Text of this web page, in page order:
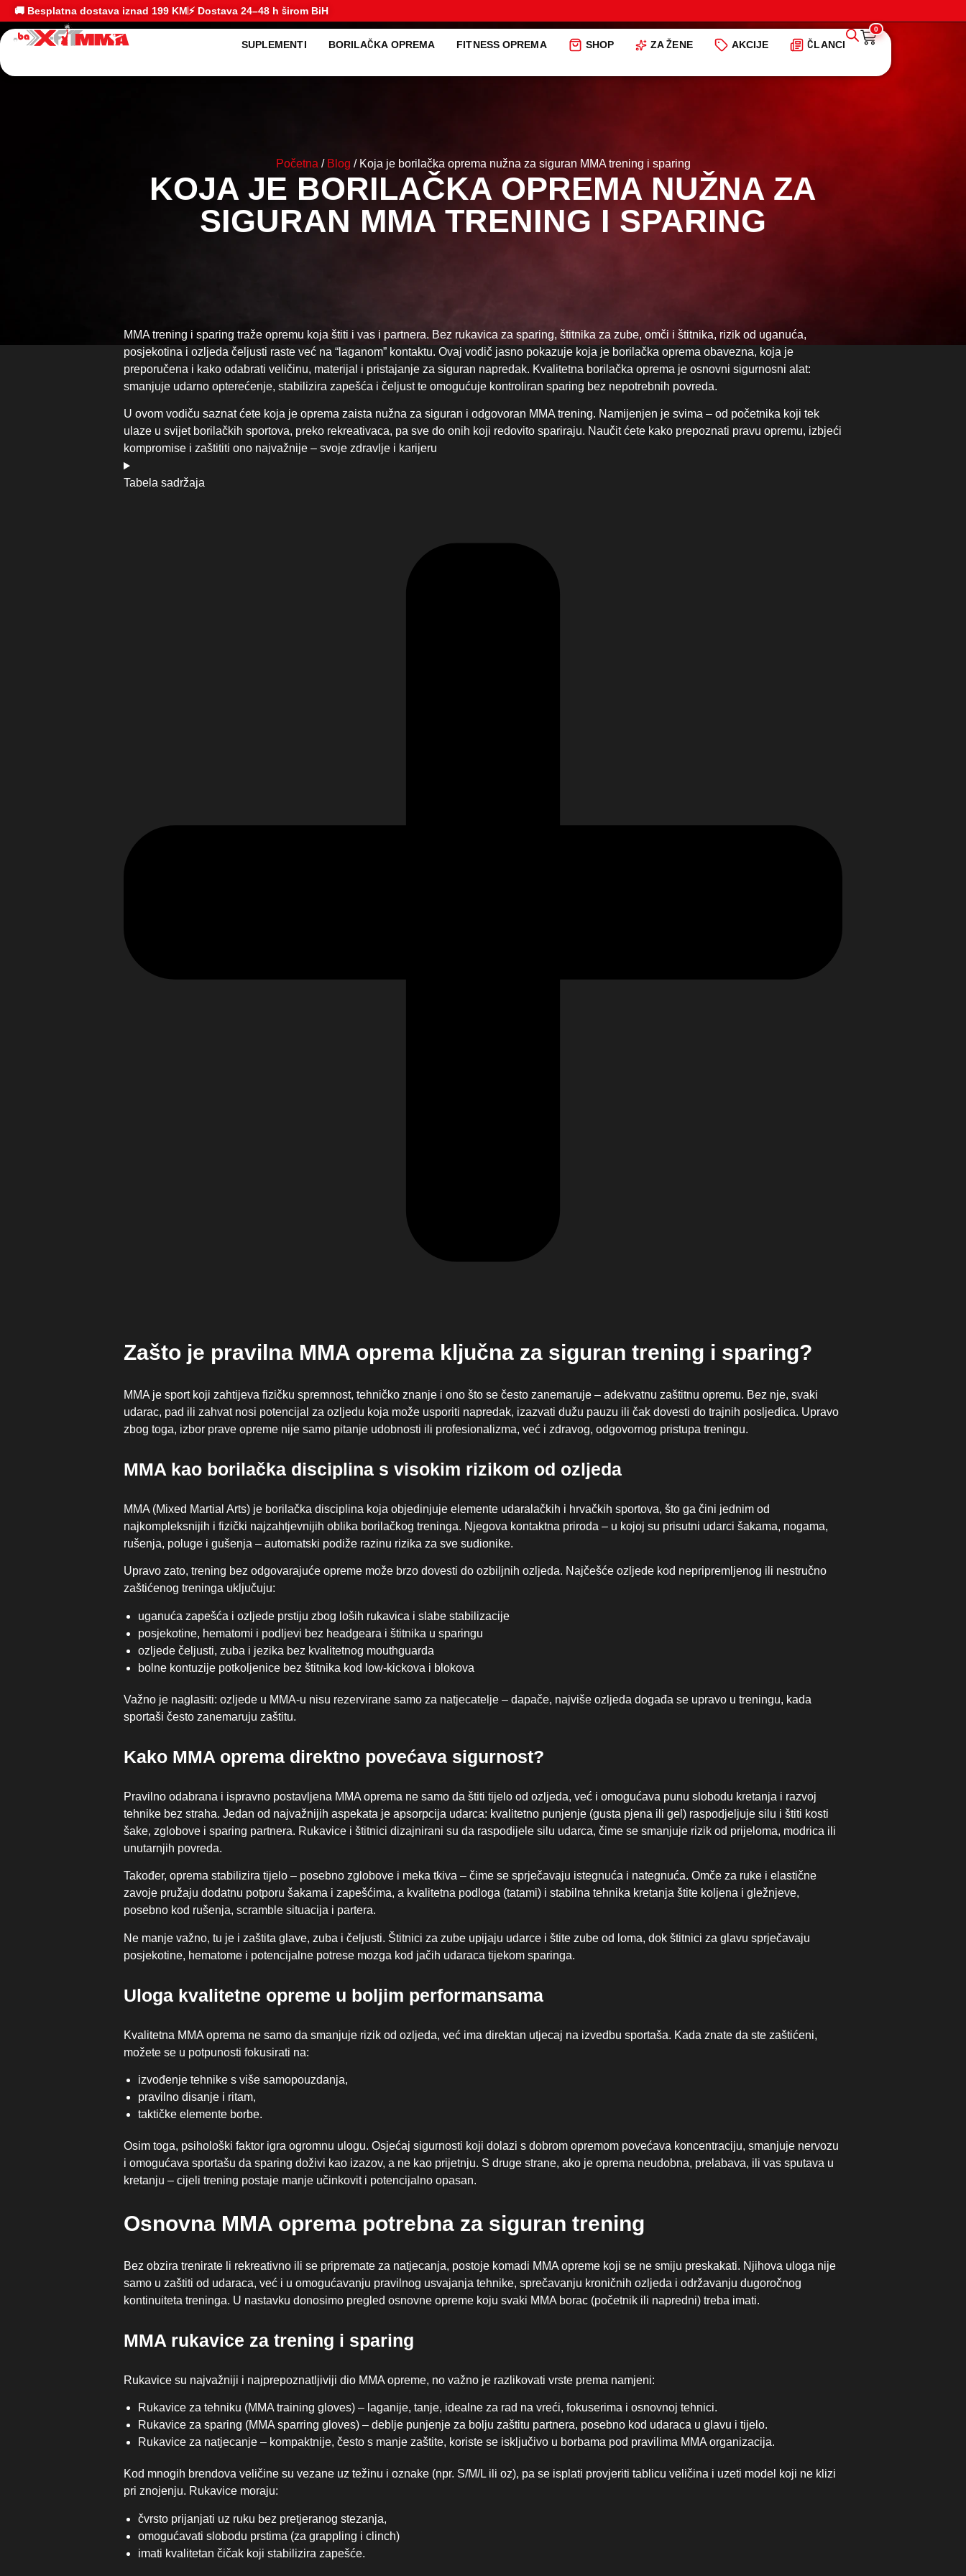
🚚 Besplatna dostava iznad 199 KM⚡ Dostava 24–48 h širom BiH
SUPLEMENTI BORILAČKA OPREMA FITNESS OPREMA SHOP ZA ŽENE AKCIJE ČLANCI
0
Početna / Blog / Koja je borilačka oprema nužna za siguran MMA trening i sparing
KOJA JE BORILAČKA OPREMA NUŽNA ZA
SIGURAN MMA TRENING I SPARING
MMA trening i sparing traže opremu koja štiti i vas i partnera. Bez rukavica za sparing, štitnika za zube, omči i štitnika, rizik od uganuća,
posjekotina i ozljeda čeljusti raste već na “laganom” kontaktu. Ovaj vodič jasno pokazuje koja je borilačka oprema obavezna, koja je
preporučena i kako odabrati veličinu, materijal i pristajanje za siguran napredak. Kvalitetna borilačka oprema je osnovni sigurnosni alat:
smanjuje udarno opterećenje, stabilizira zapešća i čeljust te omogućuje kontroliran sparing bez nepotrebnih povreda.
U ovom vodiču saznat ćete koja je oprema zaista nužna za siguran i odgovoran MMA trening. Namijenjen je svima – od početnika koji tek
ulaze u svijet borilačkih sportova, preko rekreativaca, pa sve do onih koji redovito spariraju. Naučit ćete kako prepoznati pravu opremu, izbjeći
kompromise i zaštititi ono najvažnije – svoje zdravlje i karijeru
Tabela sadržaja
Zašto je pravilna MMA oprema ključna za siguran trening i sparing?
MMA je sport koji zahtijeva fizičku spremnost, tehničko znanje i ono što se često zanemaruje – adekvatnu zaštitnu opremu. Bez nje, svaki
udarac, pad ili zahvat nosi potencijal za ozljedu koja može usporiti napredak, izazvati dužu pauzu ili čak dovesti do trajnih posljedica. Upravo
zbog toga, izbor prave opreme nije samo pitanje udobnosti ili profesionalizma, već i zdravog, odgovornog pristupa treningu.
MMA kao borilačka disciplina s visokim rizikom od ozljeda
MMA (Mixed Martial Arts) je borilačka disciplina koja objedinjuje elemente udaralačkih i hrvačkih sportova, što ga čini jednim od
najkompleksnijih i fizički najzahtjevnijih oblika borilačkog treninga. Njegova kontaktna priroda – u kojoj su prisutni udarci šakama, nogama,
rušenja, poluge i gušenja – automatski podiže razinu rizika za sve sudionike.
Upravo zato, trening bez odgovarajuće opreme može brzo dovesti do ozbiljnih ozljeda. Najčešće ozljede kod nepripremljenog ili nestručno
zaštićenog treninga uključuju:
uganuća zapešća i ozljede prstiju zbog loših rukavica i slabe stabilizacije
posjekotine, hematomi i podljevi bez headgeara i štitnika u sparingu
ozljede čeljusti, zuba i jezika bez kvalitetnog mouthguarda
bolne kontuzije potkoljenice bez štitnika kod low-kickova i blokova
Važno je naglasiti: ozljede u MMA-u nisu rezervirane samo za natjecatelje – dapače, najviše ozljeda događa se upravo u treningu, kada
sportaši često zanemaruju zaštitu.
Kako MMA oprema direktno povećava sigurnost?
Pravilno odabrana i ispravno postavljena MMA oprema ne samo da štiti tijelo od ozljeda, već i omogućava punu slobodu kretanja i razvoj
tehnike bez straha. Jedan od najvažnijih aspekata je apsorpcija udarca: kvalitetno punjenje (gusta pjena ili gel) raspodjeljuje silu i štiti kosti
šake, zglobove i sparing partnera. Rukavice i štitnici dizajnirani su da raspodijele silu udarca, čime se smanjuje rizik od prijeloma, modrica ili
unutarnjih povreda.
Također, oprema stabilizira tijelo – posebno zglobove i meka tkiva – čime se sprječavaju istegnuća i nategnuća. Omče za ruke i elastične
zavoje pružaju dodatnu potporu šakama i zapešćima, a kvalitetna podloga (tatami) i stabilna tehnika kretanja štite koljena i gležnjeve,
posebno kod rušenja, scramble situacija i partera.
Ne manje važno, tu je i zaštita glave, zuba i čeljusti. Štitnici za zube upijaju udarce i štite zube od loma, dok štitnici za glavu sprječavaju
posjekotine, hematome i potencijalne potrese mozga kod jačih udaraca tijekom sparinga.
Uloga kvalitetne opreme u boljim performansama
Kvalitetna MMA oprema ne samo da smanjuje rizik od ozljeda, već ima direktan utjecaj na izvedbu sportaša. Kada znate da ste zaštićeni,
možete se u potpunosti fokusirati na:
izvođenje tehnike s više samopouzdanja,
pravilno disanje i ritam,
taktičke elemente borbe.
Osim toga, psihološki faktor igra ogromnu ulogu. Osjećaj sigurnosti koji dolazi s dobrom opremom povećava koncentraciju, smanjuje nervozu
i omogućava sportašu da sparing doživi kao izazov, a ne kao prijetnju. S druge strane, ako je oprema neudobna, prelabava, ili vas sputava u
kretanju – cijeli trening postaje manje učinkovit i potencijalno opasan.
Osnovna MMA oprema potrebna za siguran trening
Bez obzira trenirate li rekreativno ili se pripremate za natjecanja, postoje komadi MMA opreme koji se ne smiju preskakati. Njihova uloga nije
samo u zaštiti od udaraca, već i u omogućavanju pravilnog usvajanja tehnike, sprečavanju kroničnih ozljeda i održavanju dugoročnog
kontinuiteta treninga. U nastavku donosimo pregled osnovne opreme koju svaki MMA borac (početnik ili napredni) treba imati.
MMA rukavice za trening i sparing
Rukavice su najvažniji i najprepoznatljiviji dio MMA opreme, no važno je razlikovati vrste prema namjeni:
Rukavice za tehniku (MMA training gloves) – laganije, tanje, idealne za rad na vreći, fokuserima i osnovnoj tehnici.
Rukavice za sparing (MMA sparring gloves) – deblje punjenje za bolju zaštitu partnera, posebno kod udaraca u glavu i tijelo.
Rukavice za natjecanje – kompaktnije, često s manje zaštite, koriste se isključivo u borbama pod pravilima MMA organizacija.
Kod mnogih brendova veličine su vezane uz težinu i oznake (npr. S/M/L ili oz), pa se isplati provjeriti tablicu veličina i uzeti model koji ne klizi
pri znojenju. Rukavice moraju:
čvrsto prijanjati uz ruku bez pretjeranog stezanja,
omogućavati slobodu prstima (za grappling i clinch)
imati kvalitetan čičak koji stabilizira zapešće.